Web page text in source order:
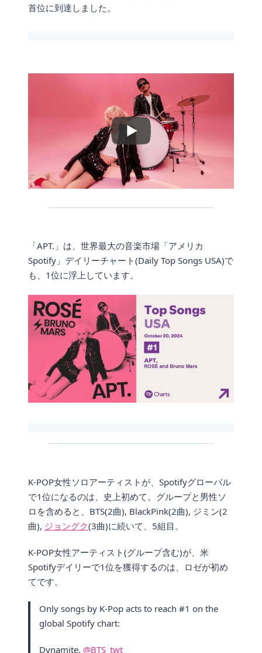
首位に到達しました。
「APT.」は、世界最大の音楽市場「アメリカ
Spotify」デイリーチャート(Daily Top Songs USA)で
も、1位に浮上しています。
K-POP女性ソロアーティストが、Spotifyグローバル
で1位になるのは、史上初めて。グループと男性ソ
ロを含めると、BTS(2曲), BlackPink(2曲), ジミン(2
曲), ジョングク(3曲)に続いて、5組目。
K-POP女性アーティスト(グループ含む)が、米
Spotifyデイリーで1位を獲得するのは、ロゼが初め
てです。
Only songs by K-Pop acts to reach #1 on the
global Spotify chart:
Dynamite, @BTS_twt